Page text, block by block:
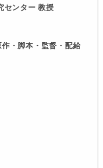
センター 教授
・脚本・監督・配給